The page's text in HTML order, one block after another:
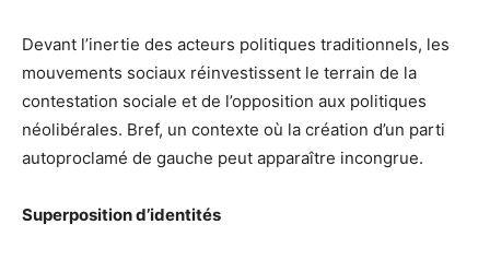
Devant l’inertie des acteurs politiques traditionnels, les
mouvements sociaux réinvestissent le terrain de la
contestation sociale et de l’opposition aux politiques
néolibérales. Bref, un contexte où la création d’un parti
autoproclamé de gauche peut apparaître incongrue.
Superposition d’identités